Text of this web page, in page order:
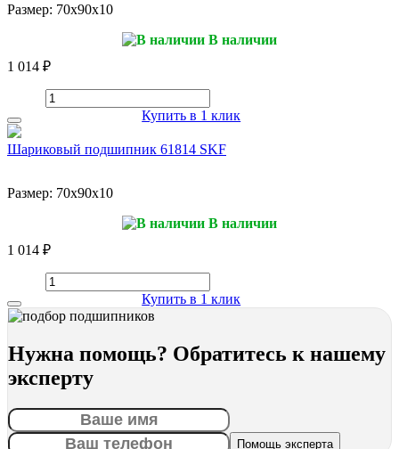
Размер: 70x90x10
В наличии
1 014 ₽
Купить в 1 клик
Шариковый подшипник 61814 SKF
Размер: 70x90x10
В наличии
1 014 ₽
Купить в 1 клик
Нужна помощь? Обратитесь к нашему
эксперту